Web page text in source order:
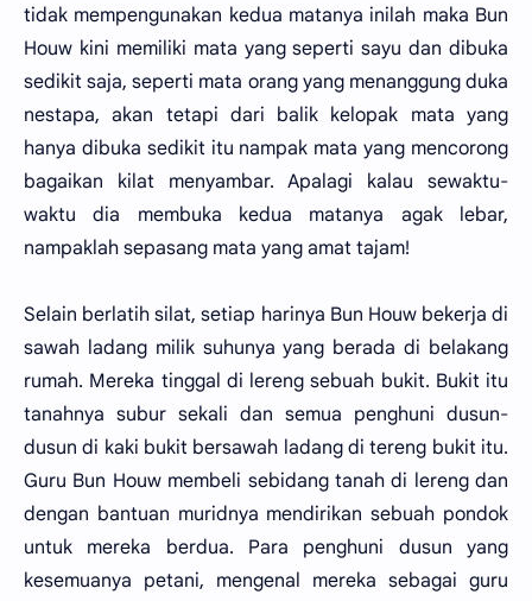
tidak mempengunakan kedua matanya inilah maka Bun
Houw kini memiliki mata yang seperti sayu dan dibuka
sedikit saja, seperti mata orang yang menanggung duka
nestapa, akan tetapi dari balik kelopak mata yang
hanya dibuka sedikit itu nampak mata yang mencorong
bagaikan kilat menyambar. Apalagi kalau sewaktu-
waktu dia membuka kedua matanya agak lebar,
nampaklah sepasang mata yang amat tajam!
Selain berlatih silat, setiap harinya Bun Houw bekerja di
sawah ladang milik suhunya yang berada di belakang
rumah. Mereka tinggal di lereng sebuah bukit. Bukit itu
tanahnya subur sekali dan semua penghuni dusun-
dusun di kaki bukit bersawah ladang di tereng bukit itu.
Guru Bun Houw membeli sebidang tanah di lereng dan
dengan bantuan muridnya mendirikan sebuah pondok
untuk mereka berdua. Para penghuni dusun yang
kesemuanya petani, mengenal mereka sebagai guru